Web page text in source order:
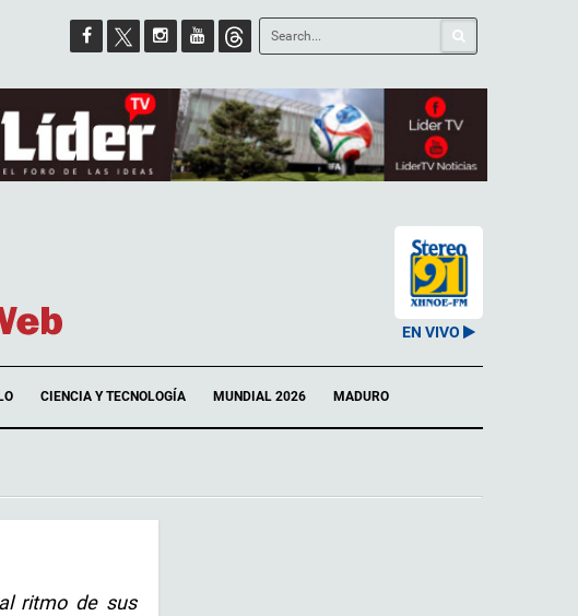
EN VIVO
CIENCIA Y TECNOLOGÍA MUNDIAL 2026 MADURO
ritmo de sus